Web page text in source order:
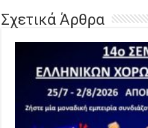
Σχετικά Άρθρα